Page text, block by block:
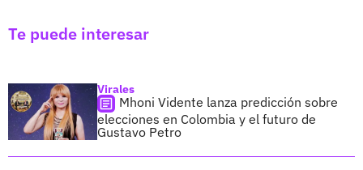
Te puede interesar
Virales
Mhoni Vidente lanza predicción sobre
elecciones en Colombia y el futuro de
Gustavo Petro